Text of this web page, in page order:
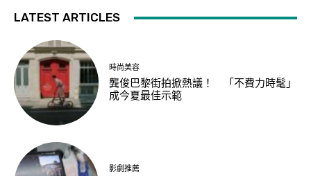
LATEST ARTICLES
時尚美容
龔俊巴黎街拍掀熱議！ 「不費力時髦」
成今夏最佳示範
影劇推薦